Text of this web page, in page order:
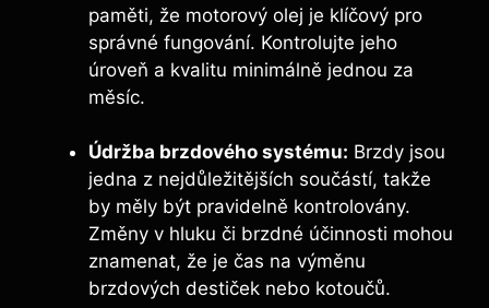
paměti, že motorový olej je klíčový pro
správné fungování. Kontrolujte jeho
úroveň a kvalitu minimálně jednou za
měsíc.
Údržba brzdového systému: Brzdy jsou
jedna z nejdůležitějších součástí, takže
by měly být pravidelně kontrolovány.
Změny v hluku či brzdné účinnosti mohou
znamenat, že je čas na výměnu
brzdových destiček nebo kotoučů.